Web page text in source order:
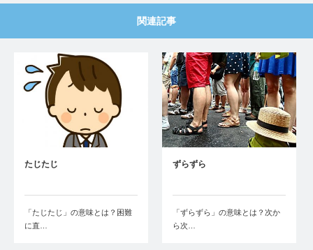
関連記事
たじたじ
「たじたじ」の意味とは？困難
に直…
ずらずら
「ずらずら」の意味とは？次か
ら次…